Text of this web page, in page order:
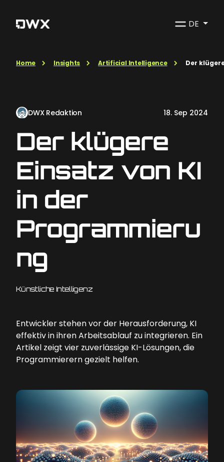
DE
Home Insights Artificial Intelligence Der
DWX Redaktion 18. Sep 2024
Der klügere
Einsatz von KI
in der
Programmieru
ng
Künstliche Intelligenz
Entwickler stehen vor der Herausforderung, KI
effektiv in ihren Arbeitsablauf zu integrieren. Ein
Artikel zeigt vier zuverlässige KI-Lösungen, die
Programmierern gezielt helfen.